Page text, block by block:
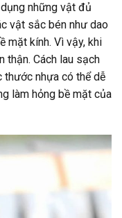
những vật đủ
vật sắc bén như dao
mặt kính. Vì vậy, khi
thận. Cách lau sạch
thước nhựa có thể dễ
làm hỏng bề mặt của